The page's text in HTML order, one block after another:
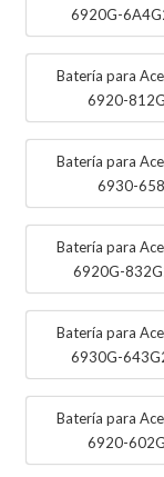
6920G-
Batería para
6920-
Batería para
6930-
Batería para
6920G-
Batería para
6930G-
Batería para
6920-